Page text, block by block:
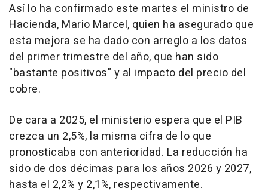
Así lo ha confirmado este martes el ministro de
Hacienda, Mario Marcel, quien ha asegurado que
esta mejora se ha dado con arreglo a los datos
del primer trimestre del año, que han sido
"bastante positivos" y al impacto del precio del
cobre.
De cara a 2025, el ministerio espera que el PIB
crezca un 2,5%, la misma cifra de lo que
pronosticaba con anterioridad. La reducción ha
sido de dos décimas para los años 2026 y 2027,
hasta el 2,2% y 2,1%, respectivamente.